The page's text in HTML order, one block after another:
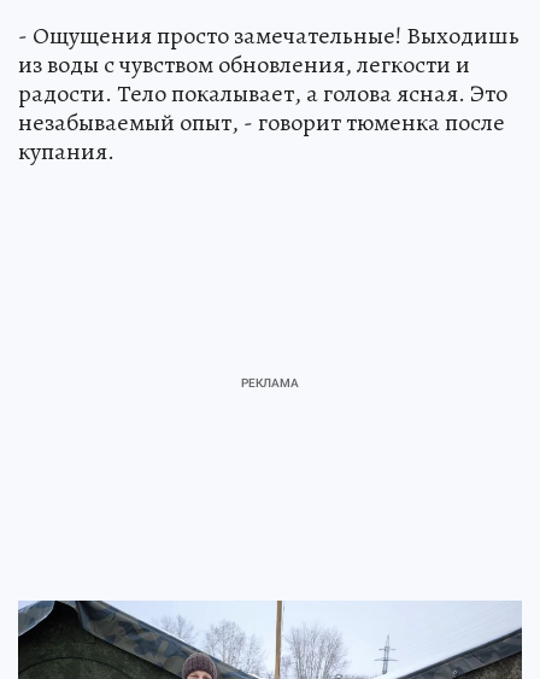
- Ощущения просто замечательные! Выходишь
из воды с чувством обновления, легкости и
радости. Тело покалывает, а голова ясная. Это
незабываемый опыт, - говорит тюменка после
купания.